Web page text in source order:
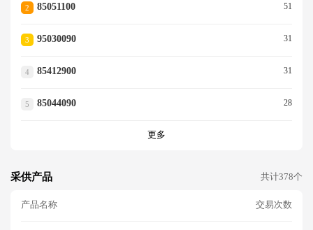
2 85051100 51
3 95030090 31
4 85412900 31
5 85044090 28
更多
采供产品 共计378个
产品名称 交易次数